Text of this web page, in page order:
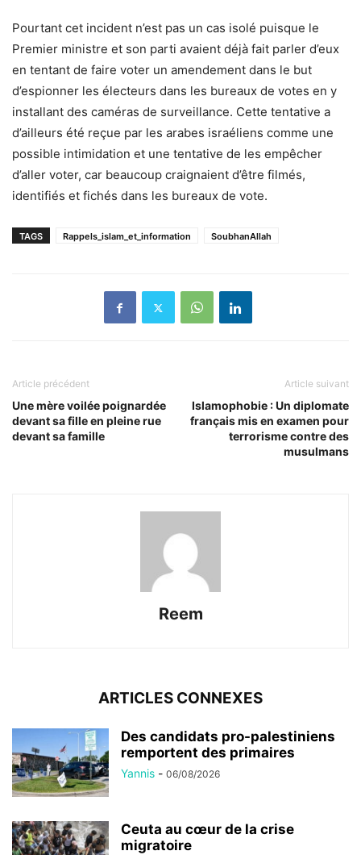
Pourtant cet incident n’est pas un cas isolé puisque le
Premier ministre et son parti avaient déjà fait parler d’eux
en tentant de faire voter un amendement dans le but
d’espionner les électeurs dans les bureaux de votes en y
installant des caméras de surveillance. Cette tentative a
d’ailleurs été reçue par les arabes israéliens comme une
possible intimidation et une tentative de les empêcher
d’aller voter, car beaucoup craignaient d’être filmés,
identifiés et fichés dans les bureaux de vote.
TAGS Rappels_islam_et_information SoubhanAllah
Article précédent
Une mère voilée poignardée
devant sa fille en pleine rue
devant sa famille
Article suivant
Islamophobie : Un diplomate
français mis en examen pour
terrorisme contre des
musulmans
Reem
ARTICLES CONNEXES
Des candidats pro-palestiniens
remportent des primaires
Yannis - 06/08/2026
Ceuta au cœur de la crise
migratoire